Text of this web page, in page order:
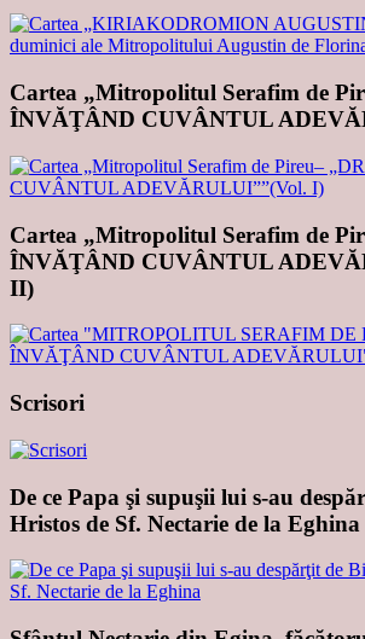
Cartea „Mitropolitul Serafim de
ÎNVĂŢÂND CUVÂNTUL
Cartea „Mitropolitul Serafim de
ÎNVĂŢÂND CUVÂNTUL
II)
Scrisori
De ce Papa şi supuşii lui s-au
Hristos de Sf. Nectarie de la Eghina